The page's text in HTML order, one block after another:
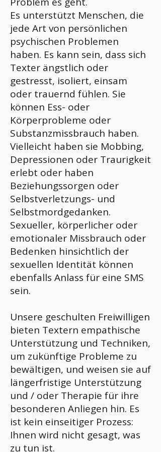
Es unterstützt Menschen, die
jede Art von persönlichen
psychischen Problemen
haben. Es kann sein, dass sich
Texter ängstlich oder
gestresst, isoliert, einsam
oder trauernd fühlen. Sie
können Ess- oder
Körperprobleme oder
Substanzmissbrauch haben.
Vielleicht haben sie Mobbing,
Depressionen oder Traurigkeit
erlebt oder haben
Beziehungssorgen oder
Selbstverletzungs- und
Selbstmordgedanken.
Sexueller, körperlicher oder
emotionaler Missbrauch oder
Bedenken hinsichtlich der
sexuellen Identität können
ebenfalls Anlass für eine SMS
sein.
Unsere geschulten Freiwilligen
bieten Textern empathische
Unterstützung und Techniken,
um zukünftige Probleme zu
bewältigen, und weisen sie auf
längerfristige Unterstützung
und / oder Therapie für ihre
besonderen Anliegen hin. Es
ist kein einseitiger Prozess:
Ihnen wird nicht gesagt, was
zu tun ist.